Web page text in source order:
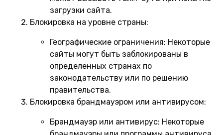
загрузки сайта.
Блокировка на уровне страны:
Географические ограничения: Некоторые
сайты могут быть заблокированы в
определенных странах по
законодательству или по решению
правительства.
Блокировка брандмауэром или антивирусом:
Брандмауэр или антивирус: Некоторые